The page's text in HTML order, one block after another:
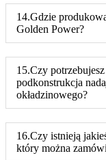
14.Gdzie
Golden Power?
15.Czy
podkonstrukcja
okładzinowego?
16.Czy istnieją
który można